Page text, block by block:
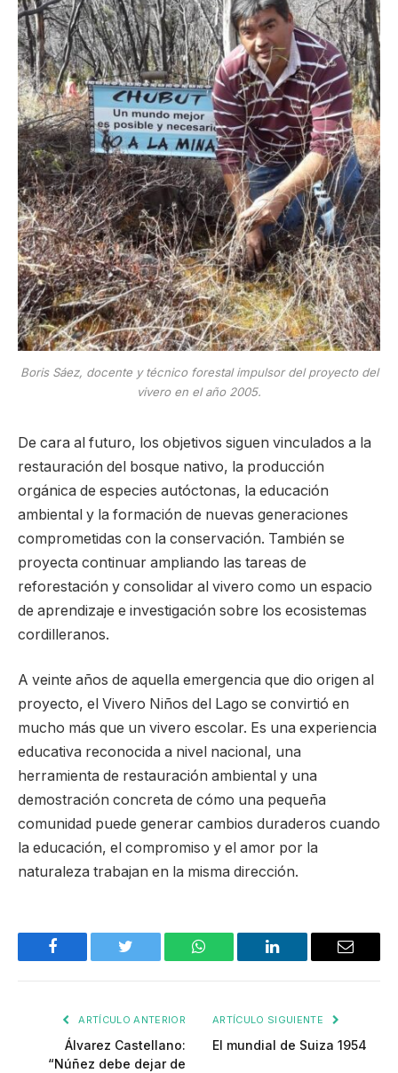
Boris Sáez, docente y técnico forestal impulsor del proyecto del
vivero en el año 2005.
De cara al futuro, los objetivos siguen vinculados a la
restauración del bosque nativo, la producción
orgánica de especies autóctonas, la educación
ambiental y la formación de nuevas generaciones
comprometidas con la conservación. También se
proyecta continuar ampliando las tareas de
reforestación y consolidar al vivero como un espacio
de aprendizaje e investigación sobre los ecosistemas
cordilleranos.
A veinte años de aquella emergencia que dio origen al
proyecto, el Vivero Niños del Lago se convirtió en
mucho más que un vivero escolar. Es una experiencia
educativa reconocida a nivel nacional, una
herramienta de restauración ambiental y una
demostración concreta de cómo una pequeña
comunidad puede generar cambios duraderos cuando
la educación, el compromiso y el amor por la
naturaleza trabajan en la misma dirección.
Facebook Twitter WhatsApp LinkedIn Email
ARTÍCULO ANTERIOR
Álvarez Castellano:
“Núñez debe dejar de
ARTÍCULO SIGUIENTE
El mundial de Suiza 1954